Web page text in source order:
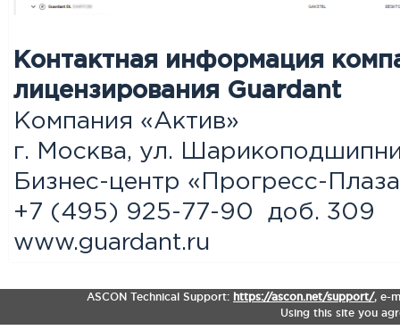
Контактная информация
лицензирования Guardant
Компания «Актив»
г. Москва, ул.
Бизнес-центр «Прогресс-
+7 (495) 925-77-90 доб. 309
www.guardant.ru
ASCON Technical Support: https://ascon.net/support/, e-
Using this site you